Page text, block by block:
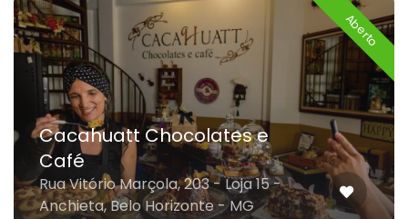
Aberto
Cacahuatt Chocolates e
Café
Rua Vitório Marçola, 203 - Loja 15 -
Anchieta, Belo Horizonte - MG